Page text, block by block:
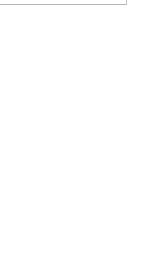
」樂齡美食